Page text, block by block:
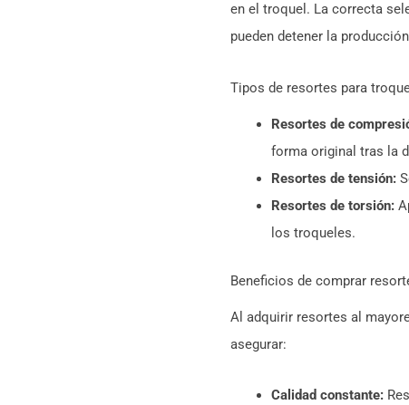
en el troquel. La correcta
pueden detener la
Tipos de resortes para
Resortes de
forma original tras la
Resortes de tensión:
Resortes de torsión:
los troqueles.
Beneficios de comprar
Al adquirir resortes al
asegurar:
Calidad constante: